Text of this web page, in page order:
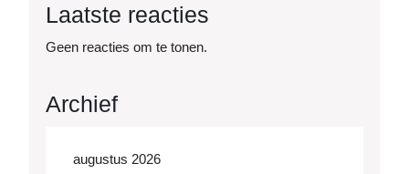
Laatste reacties
Geen reacties om te tonen.
Archief
augustus 2026